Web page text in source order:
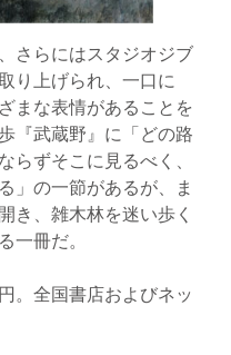
さらにはスタジオジブ
り上げられ、一口に
まな表情があることを
『武蔵野』に「どの路
らずそこに見るべく、
」の一節があるが、ま
き、雑木林を迷い歩く
一冊だ。
。全国書店およびネッ